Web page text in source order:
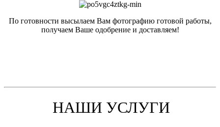
По готовности высылаем Вам фотографию готовой работы,
получаем Ваше одобрение и доставляем!
НАШИ УСЛУГИ